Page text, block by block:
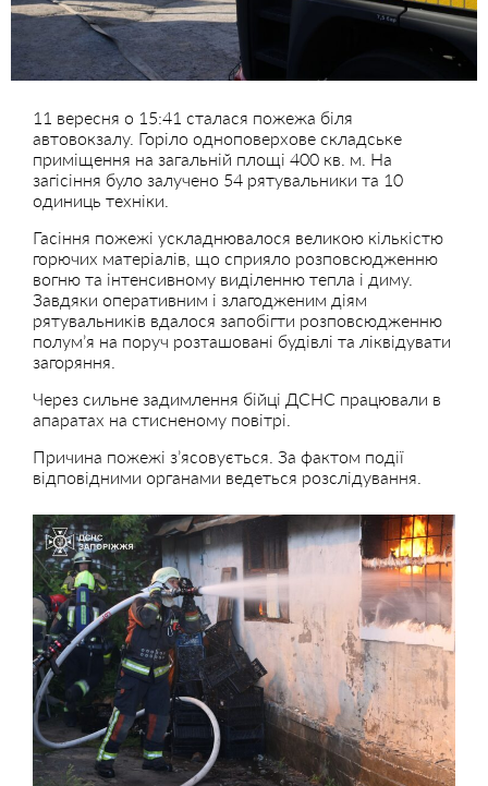
11 вересня о 15:41 сталася пожежа біля
автовокзалу. Горіло одноповерхове складське
приміщення на загальній площі 400 кв. м. На
загісіння було залучено 54 рятувальники та 10
одиниць техніки.
Гасіння пожежі ускладнювалося великою кількістю
горючих матеріалів, що сприяло розповсюдженню
вогню та інтенсивному виділенню тепла і диму.
Завдяки оперативним і злагодженим діям
рятувальників вдалося запобігти розповсюдженню
полум’я на поруч розташовані будівлі та ліквідувати
загоряння.
Через сильне задимлення бійці ДСНС працювали в
апаратах на стисненому повітрі.
Причина пожежі з’ясовується. За фактом події
відповідними органами ведеться розслідування.